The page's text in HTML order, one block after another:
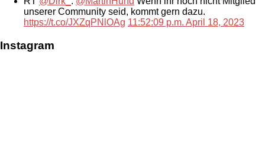
unserer Community seid, kommt gern dazu.
https://t.co/JXZqPNlOAg 11:52:09 p.m. April 18, 2023
Instagram